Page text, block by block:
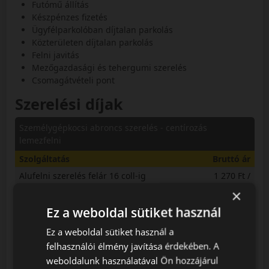
Futómű állítás
Készpénzes fizetés
Ügyfélparkolóban díjtalan parkolás
Közterületen díjtalan parkolás
Felni javitás
Mezőgazdasági és tehergumi szerelés
Csomagátvételi pont
Szerelési díjak
Szolgáltatás
Bruttó ár
Alufelni szerelés felár 16 coll-ig
1 270 Ft /
3 400 Ft /
ABRONCS
Centrírozás 14 coll
ABRONCS
Centrírozás 15 coll
3 900 Ft /
×
Ez a weboldal sütiket használ
Ez a weboldal sütiket használ a
felhasználói élmény javítása érdekében. A
weboldalunk használatával Ön hozzájárul